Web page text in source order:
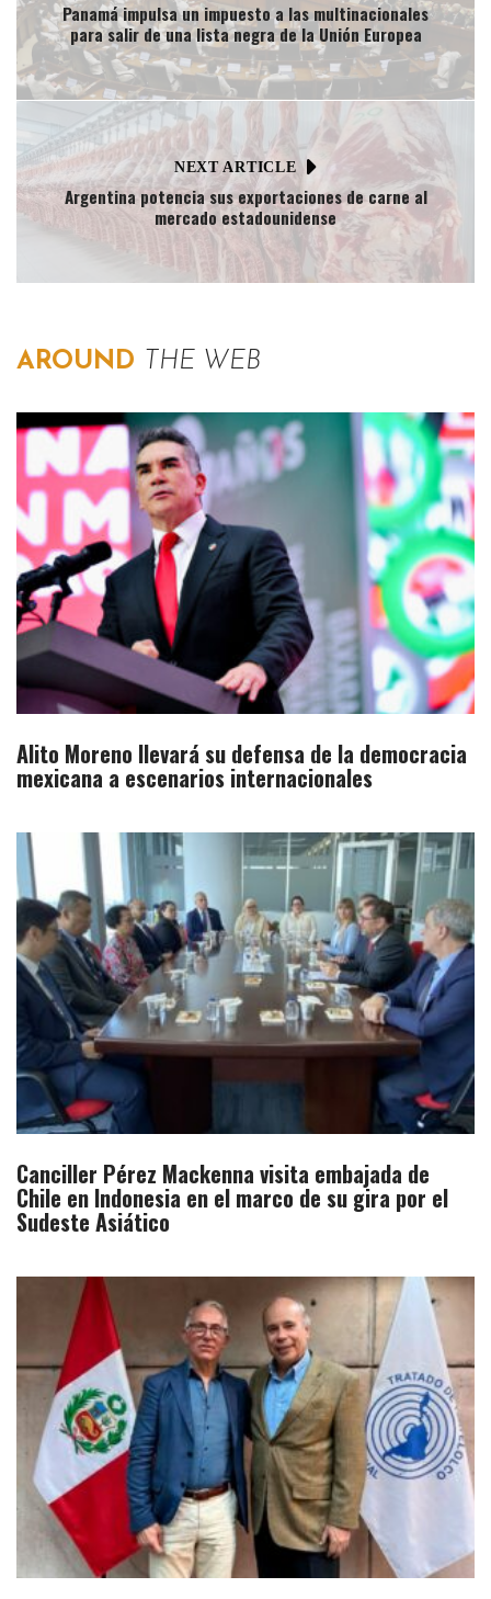
Panamá impulsa un impuesto a las multinacionales
para salir de una lista negra de la Unión Europea
NEXT ARTICLE
Argentina potencia sus exportaciones de carne al
mercado estadounidense
AROUND THE WEB
Alito Moreno llevará su defensa de la democracia
mexicana a escenarios internacionales​
Canciller Pérez Mackenna visita embajada de
Chile en Indonesia en el marco de su gira por el
Sudeste Asiático